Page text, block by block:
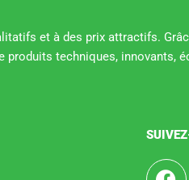
et à des prix attractifs.
techniques, innovants,
F